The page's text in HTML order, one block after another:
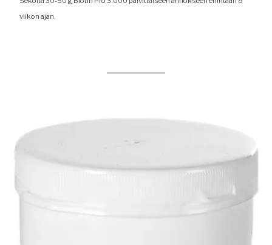
viikon ajan.